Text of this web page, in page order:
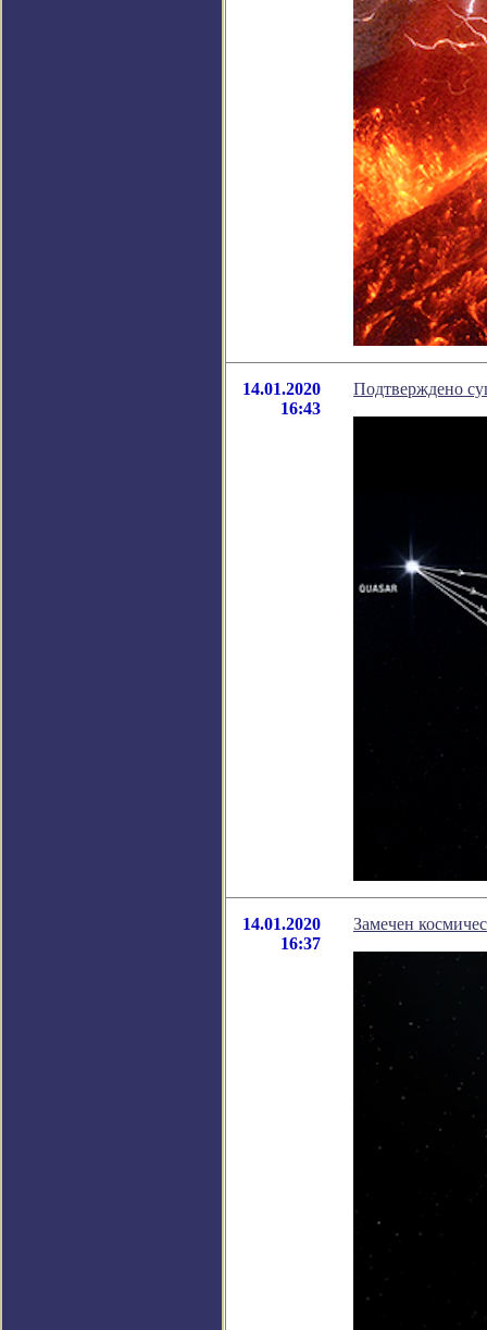
14.01.2020
16:43
Подтверждено
14.01.2020
16:37
Замечен